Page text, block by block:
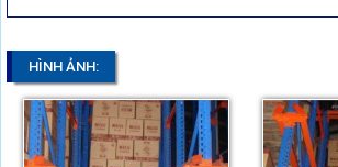
HÌNH ẢNH: